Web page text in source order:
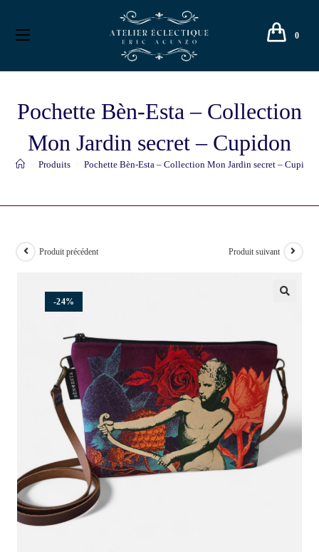
0
Pochette Bèn-Esta – Collection
Mon Jardin secret – Cupidon
Produits Pochette Bèn-Esta – Collection Mon Jardin secret – Cupidon
-24%
Produit précédent Produit suivant